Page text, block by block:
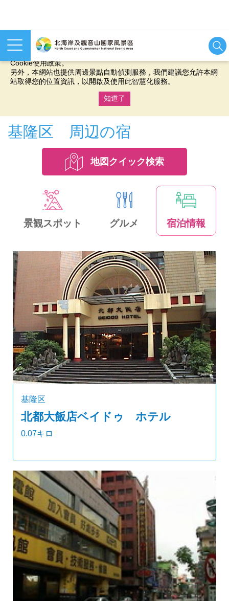
本網站使用cookies等相關技術以持續優化網站服務，並有助於為
您提供更佳的體驗，當您繼續使用本網站即表示您同意我們的
Cookie使用政策。
另外，本網站也提供周邊景點自動偵測服務，我們建議您允許本網
站取得您的位置資訊，以開啟及使用此智慧化服務。
知道了
基隆区 周辺の宿
地図クイック検索
景観スポット グルメ 宿泊情報
基隆区
北都大飯店ベイドゥ ホテル
0.07キロ